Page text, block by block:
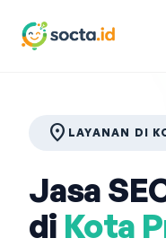
location_on LAYANAN DI
Jasa
di Kota